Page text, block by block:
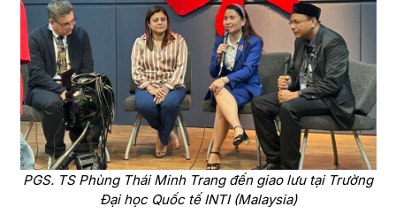
PGS. TS Phùng Thái Minh Trang đến giao lưu tại Trường
Đại học Quốc tế INTI (Malaysia)